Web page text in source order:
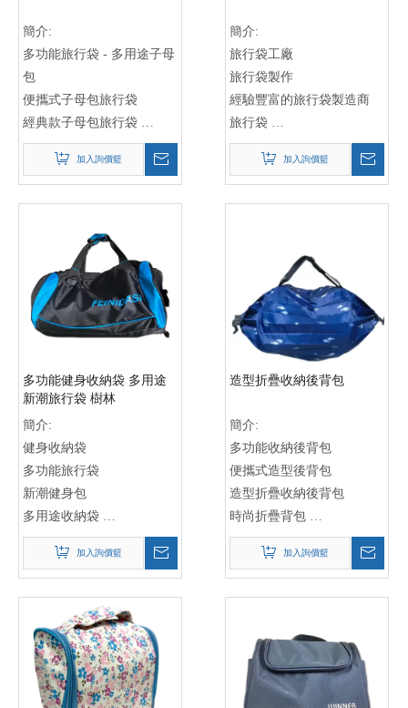
簡介:
多功能旅行袋 - 多用途子母
包
便攜式子母包旅行袋
經典款子母包旅行袋
多用途旅行袋
子母包旅行袋
旅行行李袋
旅行手提袋
旅行背包
旅行攜帶袋
旅行行李箱
加入詢價籃
簡介:
旅行袋工廠
旅行袋製作
經驗豐富的旅行袋製造商
旅行袋
旅行袋工廠
旅行袋製作
旅行袋生產
旅行袋供應商
旅行袋生產廠家
旅行袋製造商
加入詢價籃
多功能健身收納袋 多用途
新潮旅行袋 樹林
簡介:
健身收納袋
多功能旅行袋
新潮健身包
多用途收納袋
健身旅行袋
多功能健身袋
多用途健身袋
新潮收納袋
加入詢價籃
造型折疊收納後背包
簡介:
多功能收納後背包
便攜式造型後背包
造型折疊收納後背包
時尚折疊背包
多功能後背包
旅行收納後背包
折疊式旅行背包
產品名稱: 造型折疊收納後
背包
加入詢價籃